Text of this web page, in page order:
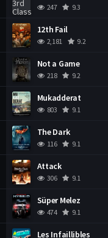
247 9.3
12th Fail
2,181 9.2
Not a Game
218 9.2
Mukadderat
803 9.1
The Dark
116 9.1
Attack
306 9.1
Süper Melez
474 9.1
Les Infaillibles